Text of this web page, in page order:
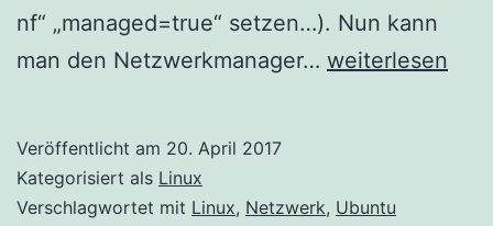
nf“ „managed=true“ setzen…). Nun kann
man den Netzwerkmanager… Ubuntu
Netz:
weiterlesen
Veröffentlicht am 20. April 2017
Kategorisiert als Linux
Verschlagwortet mit Linux, Netzwerk, Ubuntu